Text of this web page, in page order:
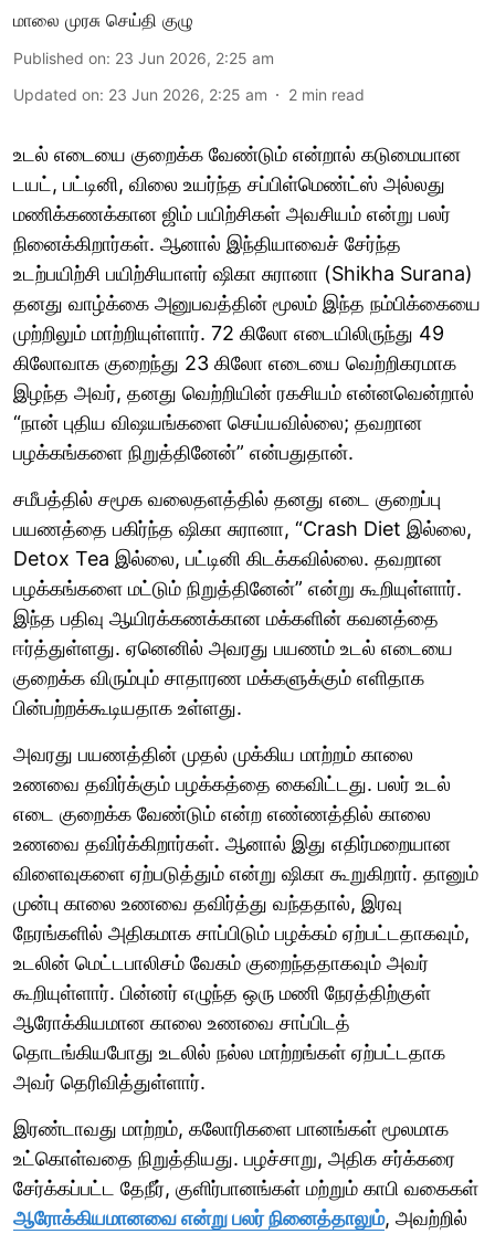
மாலை முரசு செய்தி குழு
Published on: 23 Jun 2026, 2:25 am
Updated on: 23 Jun 2026, 2:25 am 2 min read
உடல் எடையை குறைக்க வேண்டும் என்றால் கடுமையான
டயட், பட்டினி, விலை உயர்ந்த சப்பிள்மெண்ட்ஸ் அல்லது
மணிக்கணக்கான ஜிம் பயிற்சிகள் அவசியம் என்று பலர்
நினைக்கிறார்கள். ஆனால் இந்தியாவைச் சேர்ந்த
உடற்பயிற்சி பயிற்சியாளர் ஷிகா சுரானா (Shikha Surana)
தனது வாழ்க்கை அனுபவத்தின் மூலம் இந்த நம்பிக்கையை
முற்றிலும் மாற்றியுள்ளார். 72 கிலோ எடையிலிருந்து 49
கிலோவாக குறைந்து 23 கிலோ எடையை வெற்றிகரமாக
இழந்த அவர், தனது வெற்றியின் ரகசியம் என்னவென்றால்
“நான் புதிய விஷயங்களை செய்யவில்லை; தவறான
பழக்கங்களை நிறுத்தினேன்” என்பதுதான்.
சமீபத்தில் சமூக வலைதளத்தில் தனது எடை குறைப்பு
பயணத்தை பகிர்ந்த ஷிகா சுரானா, “Crash Diet இல்லை,
Detox Tea இல்லை, பட்டினி கிடக்கவில்லை. தவறான
பழக்கங்களை மட்டும் நிறுத்தினேன்” என்று கூறியுள்ளார்.
இந்த பதிவு ஆயிரக்கணக்கான மக்களின் கவனத்தை
ஈர்த்துள்ளது. ஏனெனில் அவரது பயணம் உடல் எடையை
குறைக்க விரும்பும் சாதாரண மக்களுக்கும் எளிதாக
பின்பற்றக்கூடியதாக உள்ளது.
அவரது பயணத்தின் முதல் முக்கிய மாற்றம் காலை
உணவை தவிர்க்கும் பழக்கத்தை கைவிட்டது. பலர் உடல்
எடை குறைக்க வேண்டும் என்ற எண்ணத்தில் காலை
உணவை தவிர்க்கிறார்கள். ஆனால் இது எதிர்மறையான
விளைவுகளை ஏற்படுத்தும் என்று ஷிகா கூறுகிறார். தானும்
முன்பு காலை உணவை தவிர்த்து வந்ததால், இரவு
நேரங்களில் அதிகமாக சாப்பிடும் பழக்கம் ஏற்பட்டதாகவும்,
உடலின் மெட்டபாலிசம் வேகம் குறைந்ததாகவும் அவர்
கூறியுள்ளார். பின்னர் எழுந்த ஒரு மணி நேரத்திற்குள்
ஆரோக்கியமான காலை உணவை சாப்பிடத்
தொடங்கியபோது உடலில் நல்ல மாற்றங்கள் ஏற்பட்டதாக
அவர் தெரிவித்துள்ளார்.
இரண்டாவது மாற்றம், கலோரிகளை பானங்கள் மூலமாக
உட்கொள்வதை நிறுத்தியது. பழச்சாறு, அதிக சர்க்கரை
சேர்க்கப்பட்ட தேநீர், குளிர்பானங்கள் மற்றும் காபி வகைகள்
ஆரோக்கியமானவை என்று பலர் நினைத்தாலும், அவற்றில்